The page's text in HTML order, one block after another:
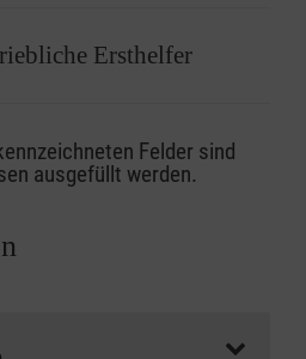
Ersthelfer
/ Unfallkasse
spätestens zu
der vollen Kursgebühr
Felder sind
ausgefüllt werden.